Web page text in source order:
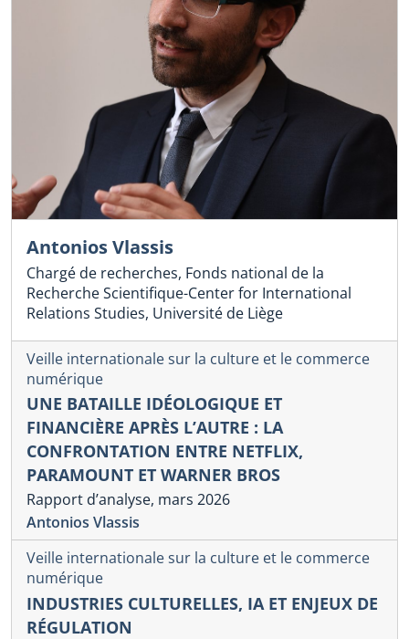
Antonios Vlassis
Chargé de recherches, Fonds national de la
Recherche Scientifique-Center for International
Relations Studies, Université de Liège
Veille internationale sur la culture et le commerce
numérique
UNE BATAILLE IDÉOLOGIQUE ET
FINANCIÈRE APRÈS L’AUTRE : LA
CONFRONTATION ENTRE NETFLIX,
PARAMOUNT ET WARNER BROS
Rapport d’analyse, mars 2026
Antonios Vlassis
Veille internationale sur la culture et le commerce
numérique
INDUSTRIES CULTURELLES, IA ET ENJEUX DE
RÉGULATION